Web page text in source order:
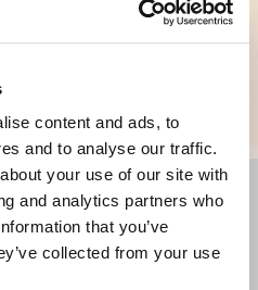
content and ads, to
and to analyse our traffic.
your use of our site with
and analytics partners who
that you’ve
collected from your use
ces sacs à dos